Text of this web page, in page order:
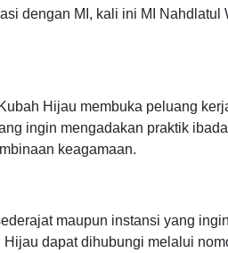
Hijau membuka peluang